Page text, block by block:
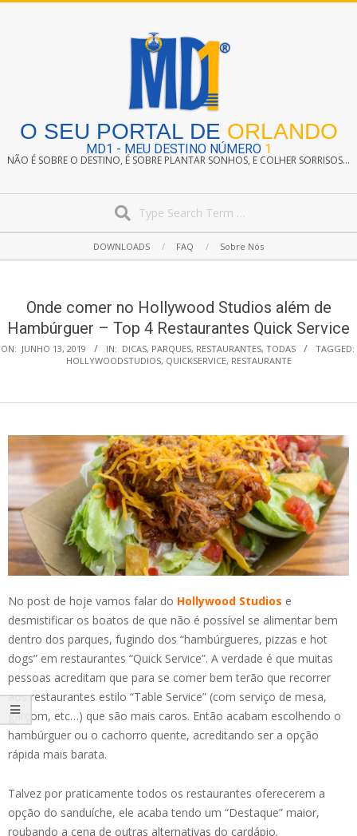
O SEU PORTAL DE ORLANDO
MD1 - MEU DESTINO NÚMERO 1
NÃO É SOBRE O DESTINO, É SOBRE PLANTAR SONHOS, E COLHER SORRISOS...
Navigation
DOWNLOADS FAQ Sobre Nós
Onde comer no Hollywood Studios além de
Hambúrguer – Top 4 Restaurantes Quick Service
ON: JUNHO 13, 2019 IN: DICAS, PARQUES, RESTAURANTES, TODAS
TAGGED:
HOLLYWOODSTUDIOS, QUICKSERVICE, RESTAURANTE
No post de hoje vamos falar do Hollywood Studios e
desmistificar os boatos de que não é possível se alimentar bem
dentro dos parques, fugindo dos “hambúrgueres, pizzas e hot
dogs” em restaurantes “Quick Service”. A verdade é que muitas
pessoas acreditam que para se comer bem terão que recorrer
aos restaurantes estilo “Table Service” (com serviço de mesa,
garçom, etc…) que são mais caros. Então acabam escolhendo o
hambúrguer ou o cachorro quente, acreditando ser a opção
rápida mais barata.
Talvez por praticamente todos os restaurantes oferecerem a
opção do sanduíche, ele acaba tendo um “Destaque” maior,
roubando a cena de outras alternativas do cardápio.